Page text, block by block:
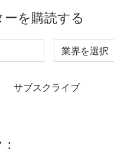
を購読する
Select Industry
サブスクライブ
: